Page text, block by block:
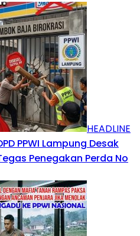
HEADLINE
PPWI Lampung Desak
Penegakan Perda No